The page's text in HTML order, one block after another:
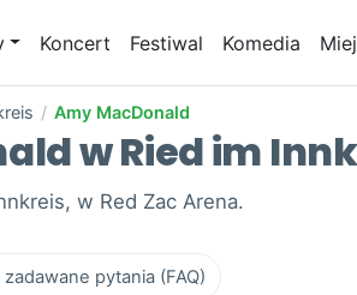
Koncert Festiwal Komedia
/ Amy MacDonald
w Ried im
w Red Zac Arena.
pytania (FAQ)